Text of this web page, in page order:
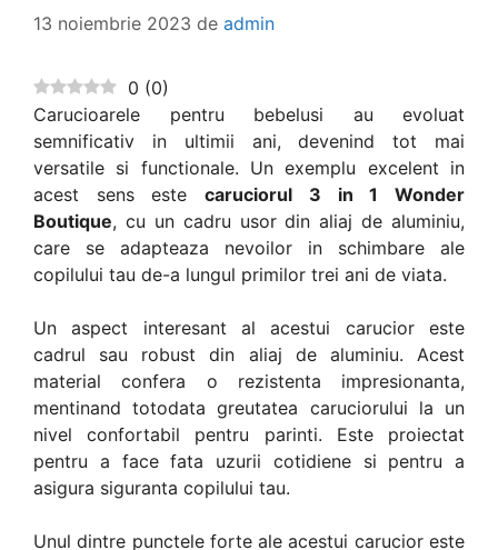
13 noiembrie 2023 de admin
0 (0)
Carucioarele pentru bebelusi au evoluat
semnificativ in ultimii ani, devenind tot mai
versatile si functionale. Un exemplu excelent in
acest sens estecaruciorul 3 in 1 Wonder
Boutique, cu un cadru usor din aliaj de aluminiu,
care se adapteaza nevoilor in schimbare ale
copilului tau de-a lungul primilor trei ani de viata.
Un aspect interesant al acestui carucior este
cadrul sau robust din aliaj de aluminiu. Acest
material confera o rezistenta impresionanta,
mentinand totodata greutatea caruciorului la un
nivel confortabil pentru parinti. Este proiectat
pentru a face fata uzurii cotidiene si pentru a
asigura siguranta copilului tau.
Unul dintre punctele forte ale acestui carucior este